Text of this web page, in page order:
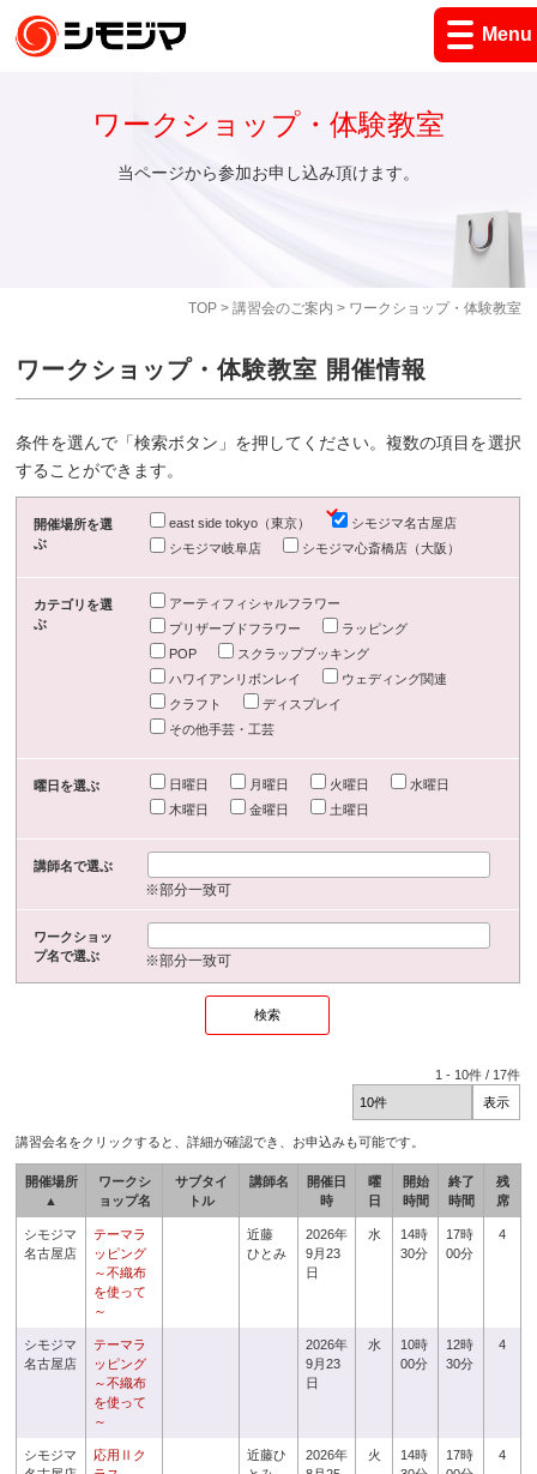
Menu
TOP> 講習会のご案内 > ワークショップ・体験教室
ワークショップ・体験教室
当ページから参加お申し込み頂けます。
ワークショップ・体験教室 開催情報
条件を選んで「検索ボタン」を押してください。複数の項目を選択
することができます。
開催場所を選
ぶ
east side tokyo（東京）
シモジマ名古屋店
シモジマ岐阜店
シモジマ心斎橋店（大阪）
カテゴリを選
ぶ
アーティフィシャルフラワー
プリザーブドフラワー
ラッピング
POP
スクラップブッキング
ハワイアンリボンレイ
ウェディング関連
クラフト
ディスプレイ
その他手芸・工芸
曜日を選ぶ 日曜日 月曜日 火曜日
水曜日
木曜日
金曜日 土曜日
講師名で選ぶ
※部分一致可
ワークショッ
プ名で選ぶ
※部分一致可
1 - 10件 / 17件
講習会名をクリックすると、詳細が確認でき、お申込みも可能です。
開催場所
▲
ワークシ
ョップ名
サブタイ
トル
講師名
開催日
時
曜
日
開始
時間
終了
時間
残
席
シモジマ
名古屋店
テーマラ
ッピング
～不織布
を使って
～
近藤
ひとみ
2026年
9月23
日
水
14時
30分
17時
00分
4
シモジマ
名古屋店
テーマラ
ッピング
～不織布
を使って
～
2026年
9月23
日
水
10時
00分
12時
30分
4
シモジマ
応用Ⅱク
近藤ひ
2026年
火
14時
17時
4